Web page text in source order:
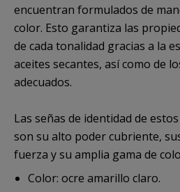
encuentran formulados de
color. Esto garantiza las
de cada tonalidad gracias a la
aceites secantes, así como de
adecuados.
Las señas de identidad de
son su alto poder cubriente,
fuerza y su amplia gama de
Color: ocre amarillo claro.